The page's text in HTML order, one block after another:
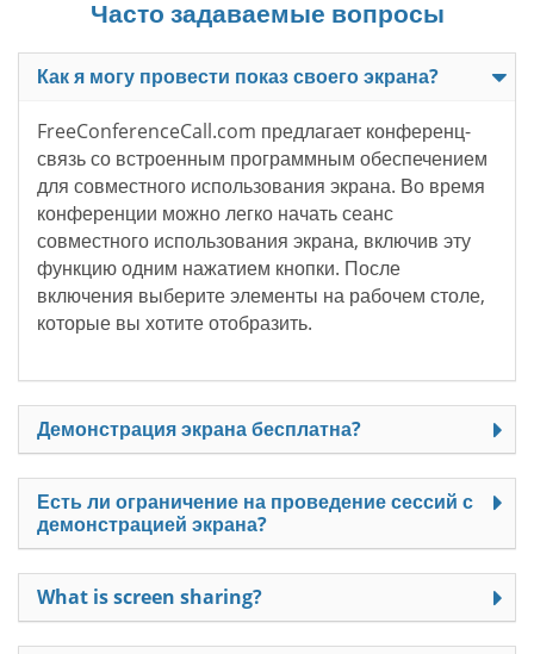
Часто задаваемые вопросы
Как я могу провести показ своего экрана?
FreeConferenceCall.com предлагает конференц-
связь со встроенным программным обеспечением
для совместного использования экрана. Во время
конференции можно легко начать сеанс
совместного использования экрана, включив эту
функцию одним нажатием кнопки. После
включения выберите элементы на рабочем столе,
которые вы хотите отобразить.
Демонстрация экрана бесплатна?
Есть ли ограничение на проведение сессий с
демонстрацией экрана?
What is screen sharing?